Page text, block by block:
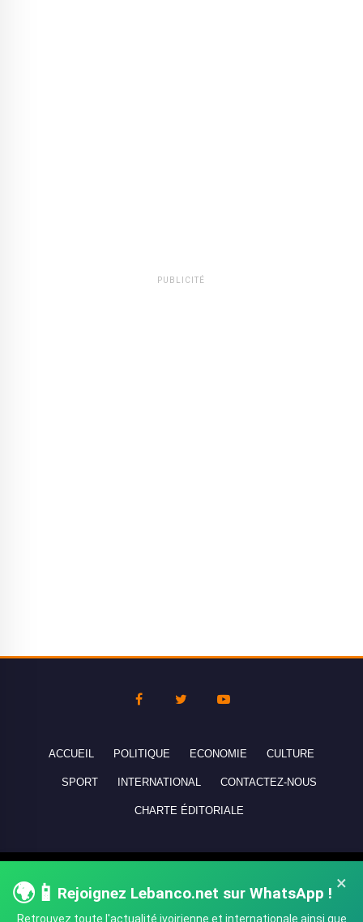
PUBLICITÉ
×
🌍📱 Rejoignez Lebanco.net sur WhatsApp !
Retrouvez toute l'actualité ivoirienne et internationale ainsi que
ACCUEIL POLITIQUE ECONOMIE CULTURE
SPORT INTERNATIONAL CONTACTEZ-NOUS
CHARTE ÉDITORIALE
réservés - All rights reserved.